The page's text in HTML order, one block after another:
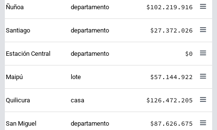
Ñuñoa departamento $102.219.916
Santiago departamento $27.372.026
Estación Central departamento $0
Maipú lote $57.144.922
Quilicura casa $126.472.205
San Miguel departamento $87.626.675